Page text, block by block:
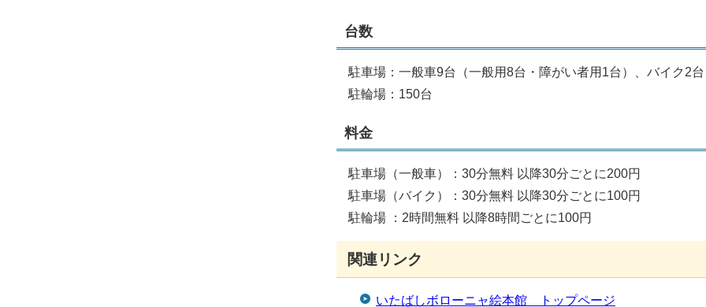
台数
駐車場：一般車9台（一般用8台・障がい者用1台）、バイク2台
駐輪場：150台
料金
駐車場（一般車）：30分無料 以降30分ごとに200円
駐車場（バイク）：30分無料 以降30分ごとに100円
駐輪場 ：2時間無料 以降8時間ごとに100円
関連リンク
いたばしボローニャ絵本館 トップページ